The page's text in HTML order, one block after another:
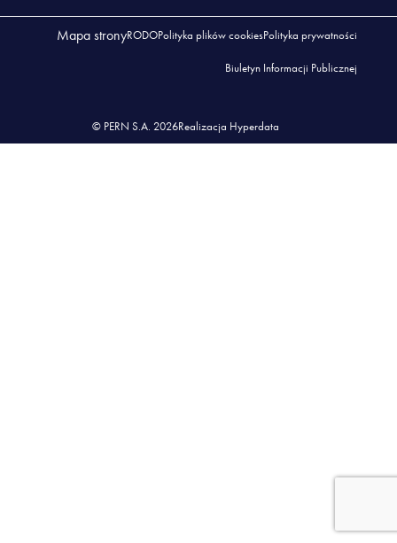
Mapa stronyRODOPolityka plików cookiesPolityka prywatności
Biuletyn Informacji Publicznej
© PERN S.A. 2026Realizacja Hyperdata